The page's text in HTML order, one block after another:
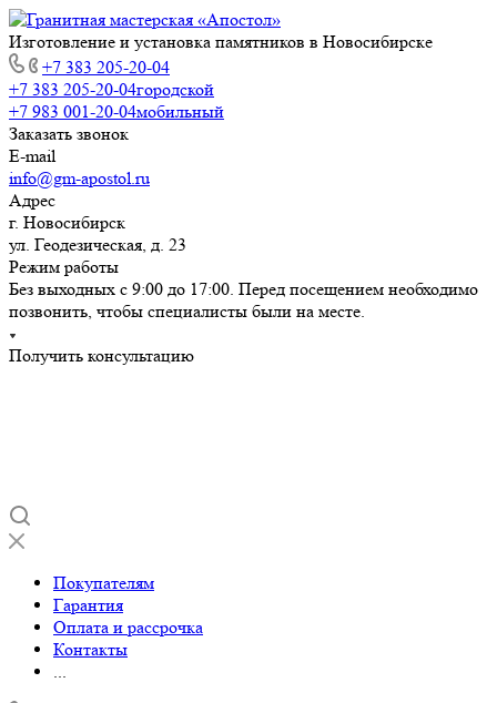
Изготовление и установка памятников в Новосибирске
+7 383 205-20-04
+7 383 205-20-04городской
+7 983 001-20-04мобильный
Заказать звонок
E-mail
info@gm-apostol.ru
Адрес
г. Новосибирск
ул. Геодезическая, д. 23
Режим работы
Без выходных с 9:00 до 17:00. Перед посещением необходимо
позвонить, чтобы специалисты были на месте.
Получить консультацию
Покупателям
Гарантия
Оплата и рассрочка
Контакты
...